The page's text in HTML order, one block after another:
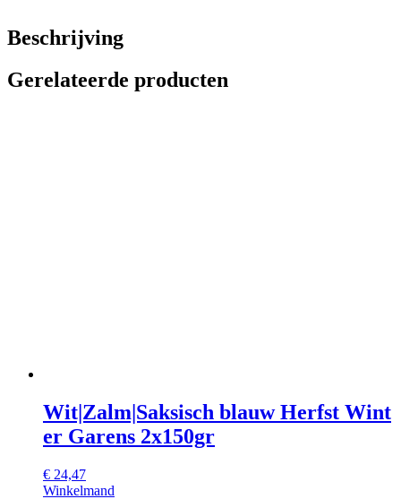
Beschrijving
Gerelateerde producten
Wit|Zalm|Saksisch blauw Herfst Wint
er Garens 2x150gr
€ 24,47
Winkelmand